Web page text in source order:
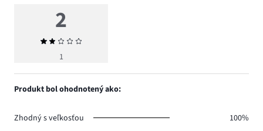
2
Priemerné
hodnotenie
1
Produkt bol ohodnotený ako:
Zhodný s veľkosťou
100%